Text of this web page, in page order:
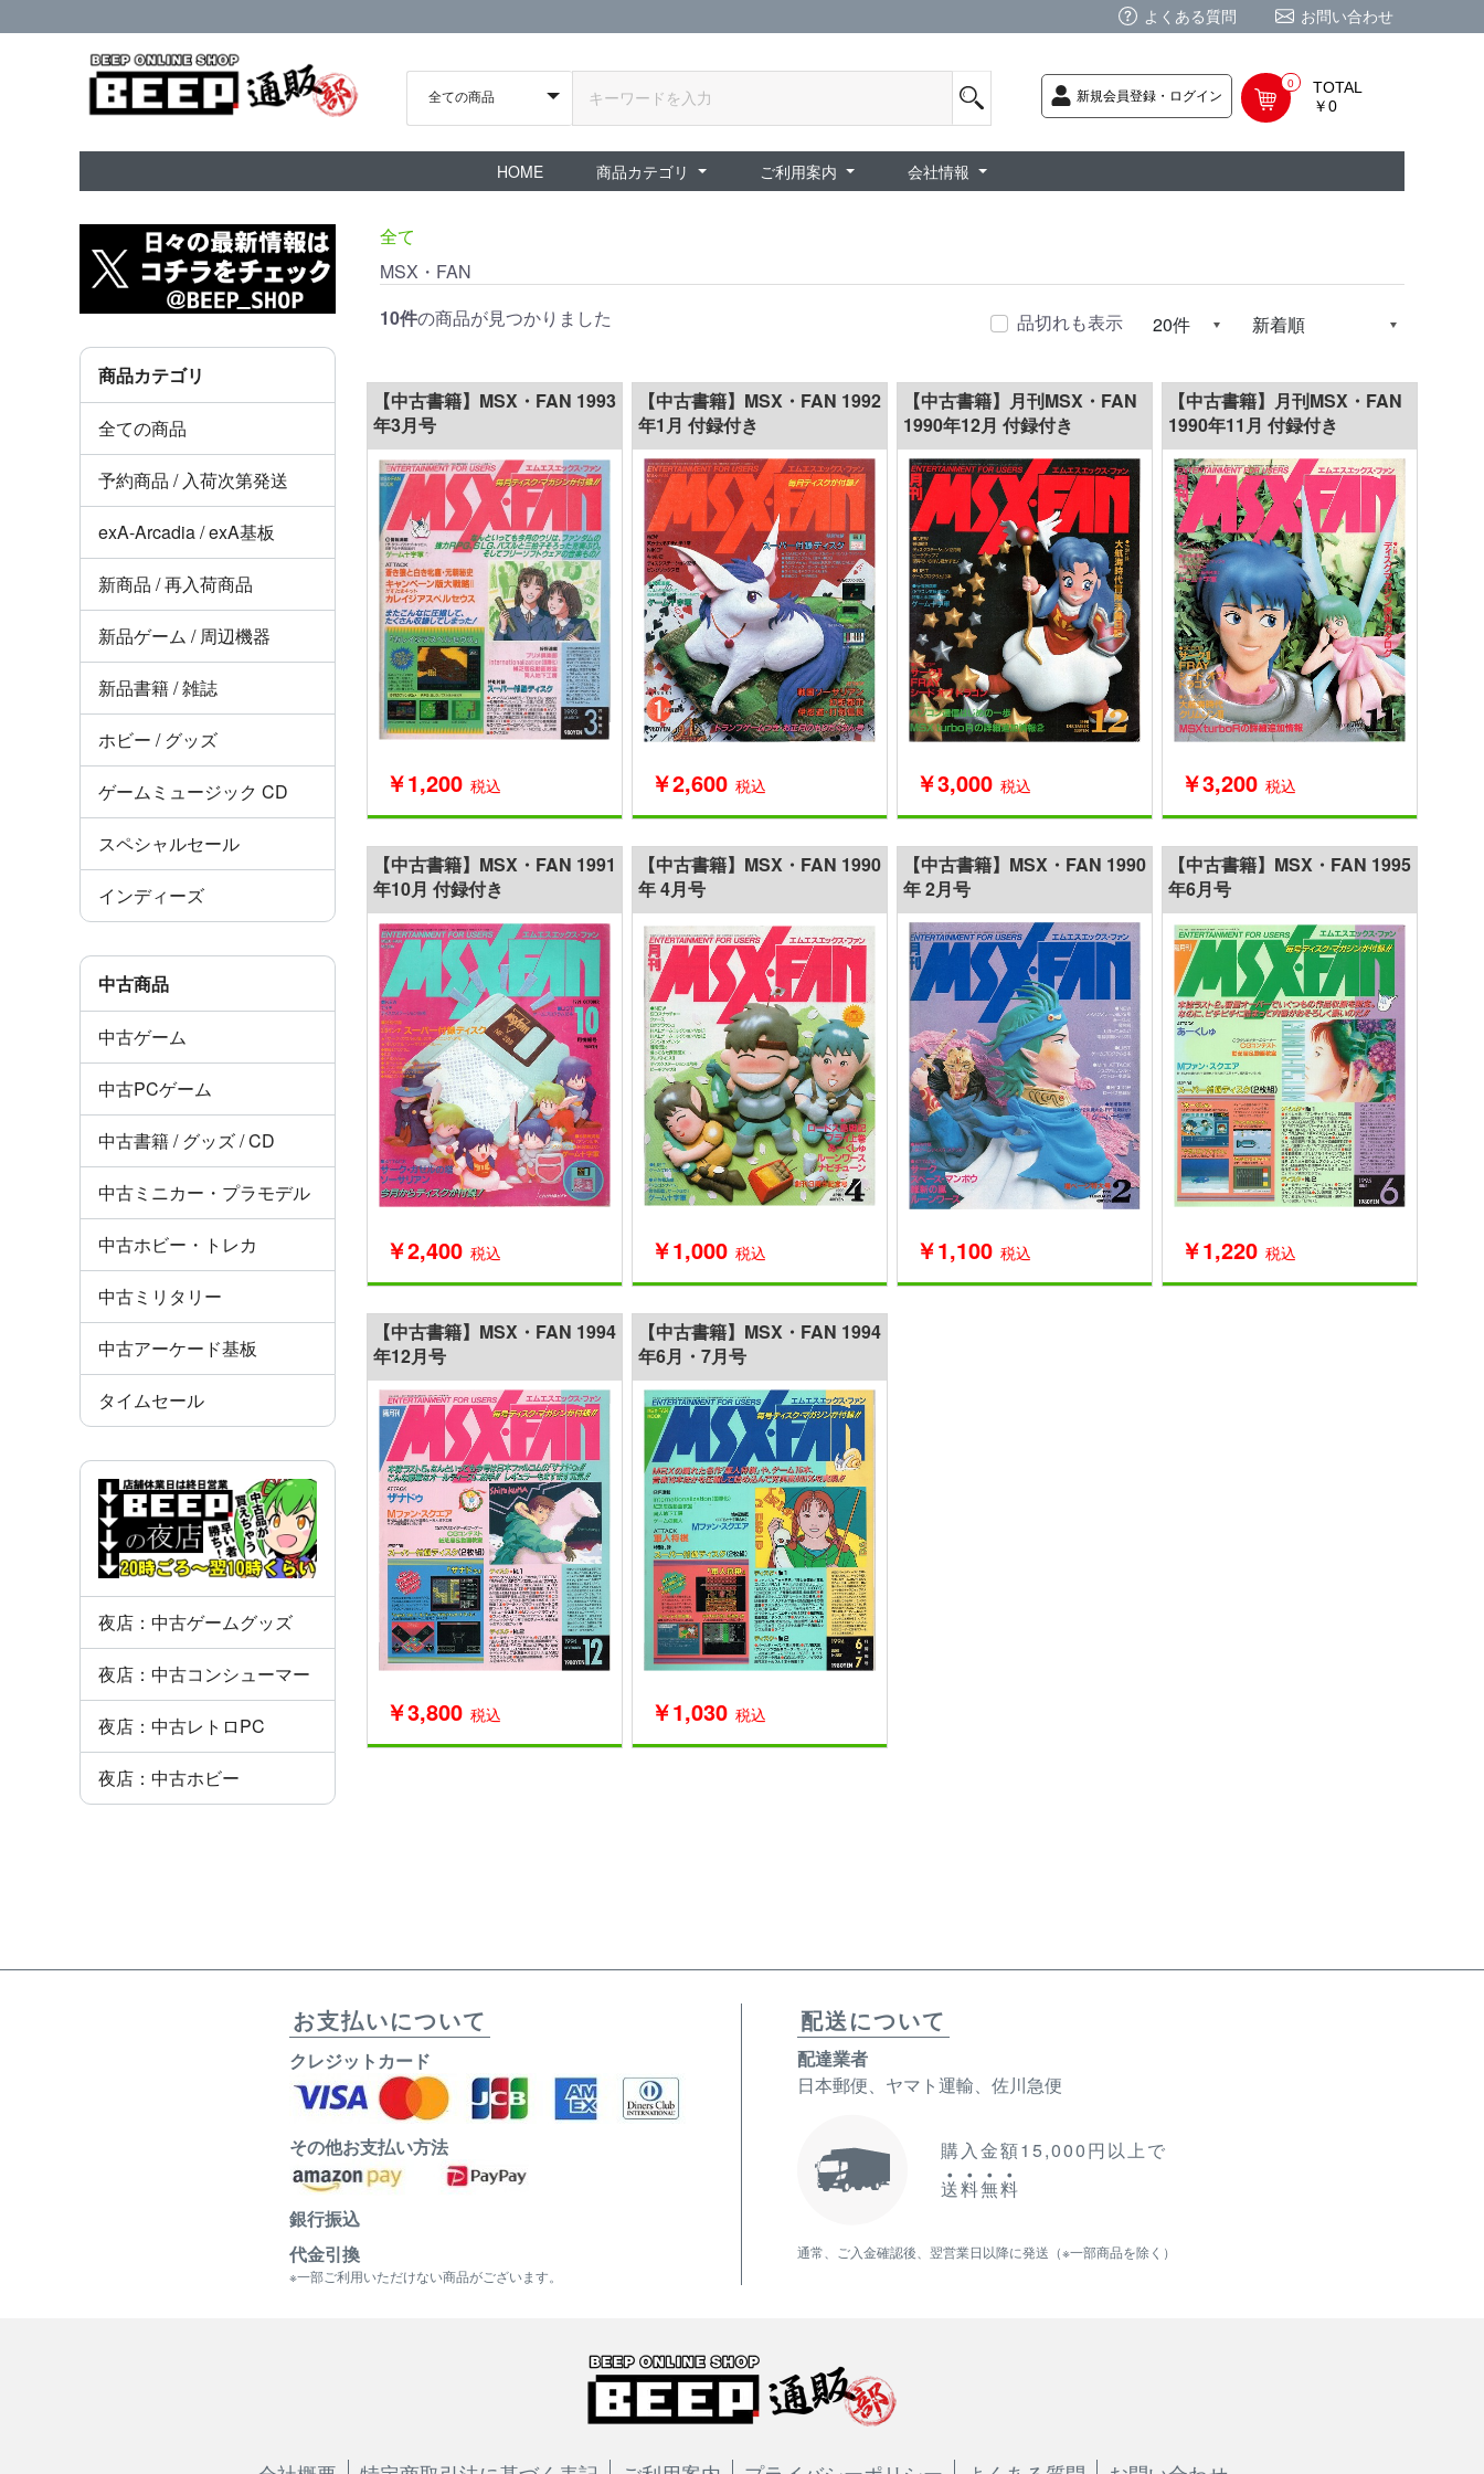
よくある質問 お問い合わせ
新規会員登録・ログイン
0
TOTAL
￥0
HOME
商品カテゴリ
ご利用案内
会社情報
商品カテゴリ
全ての商品
予約商品 / 入荷次第発送
exA-Arcadia / exA基板
新商品 / 再入荷商品
新品ゲーム / 周辺機器
新品書籍 / 雑誌
ホビー / グッズ
ゲームミュージック CD
スペシャルセール
インディーズ
中古商品
中古ゲーム
中古PCゲーム
中古書籍 / グッズ / CD
中古ミニカー・プラモデル
中古ホビー・トレカ
中古ミリタリー
中古アーケード基板
タイムセール
夜店：中古ゲームグッズ
夜店：中古コンシューマー
夜店：中古レトロPC
夜店：中古ホビー
全て
MSX・FAN
10件の商品が見つかりました 品切れも表示
【中古書籍】MSX・FAN 1993
年3月号
￥1,200 税込
【中古書籍】MSX・FAN 1992
年1月 付録付き
￥2,600 税込
【中古書籍】月刊MSX・FAN
1990年12月 付録付き
￥3,000 税込
【中古書籍】月刊MSX・FAN
1990年11月 付録付き
￥3,200 税込
【中古書籍】MSX・FAN 1991
年10月 付録付き
￥2,400 税込
【中古書籍】MSX・FAN 1990
年 4月号
￥1,000 税込
【中古書籍】MSX・FAN 1990
年 2月号
￥1,100 税込
【中古書籍】MSX・FAN 1995
年6月号
￥1,220 税込
【中古書籍】MSX・FAN 1994
年12月号
￥3,800 税込
【中古書籍】MSX・FAN 1994
年6月・7月号
￥1,030 税込
お支払いについて
クレジットカード
その他お支払い方法
銀行振込
代金引換
※一部ご利用いただけない商品がございます。
配送について
配達業者
日本郵便、ヤマト運輸、佐川急便
購入金額15,000円以上で
送料無料
通常、ご入金確認後、翌営業日以降に発送（※一部商品を除く）